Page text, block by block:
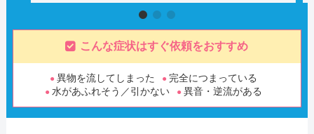
こんな症状はすぐ依頼をおすすめ
異物を流してしまった
完全につまっている
水があふれそう／引かない
異音・逆流がある